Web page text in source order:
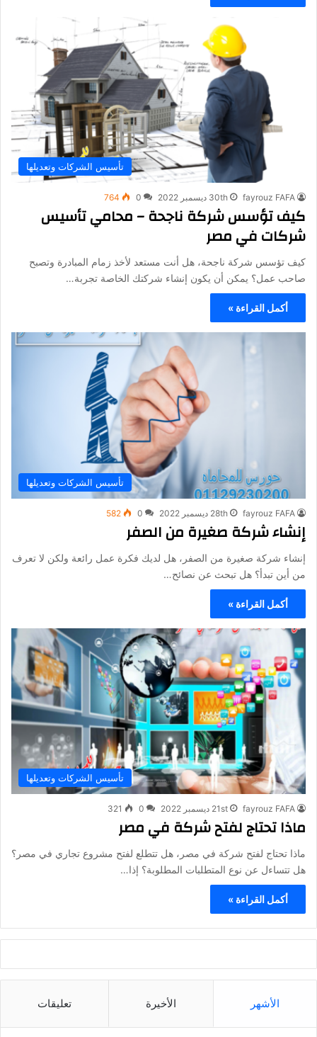
تأسيس الشركات وتعديلها
fayrouz FAFA 30th ديسمبر 2022 0
764
كيف تؤسس شركة ناجحة – محامي تأسيس
شركات في مصر
كيف تؤسس شركة ناجحة، هل أنت مستعد لأخذ زمام المبادرة وتصبح
صاحب عمل؟ يمكن أن يكون إنشاء شركتك الخاصة تجربة…
أكمل القراءة »
تأسيس الشركات وتعديلها
fayrouz FAFA 28th ديسمبر 2022 0
582
إنشاء شركة صغيرة من الصفر
إنشاء شركة صغيرة من الصفر، هل لديك فكرة عمل رائعة ولكن لا تعرف
من أين تبدأ؟ هل تبحث عن نصائح…
أكمل القراءة »
تأسيس الشركات وتعديلها
fayrouz FAFA 21st ديسمبر 2022 0
321
ماذا تحتاج لفتح شركة في مصر
ماذا تحتاج لفتح شركة في مصر، هل تتطلع لفتح مشروع تجاري في مصر؟
هل تتساءل عن نوع المتطلبات المطلوبة؟ إذا…
أكمل القراءة »
الأشهر الأخيرة تعليقات